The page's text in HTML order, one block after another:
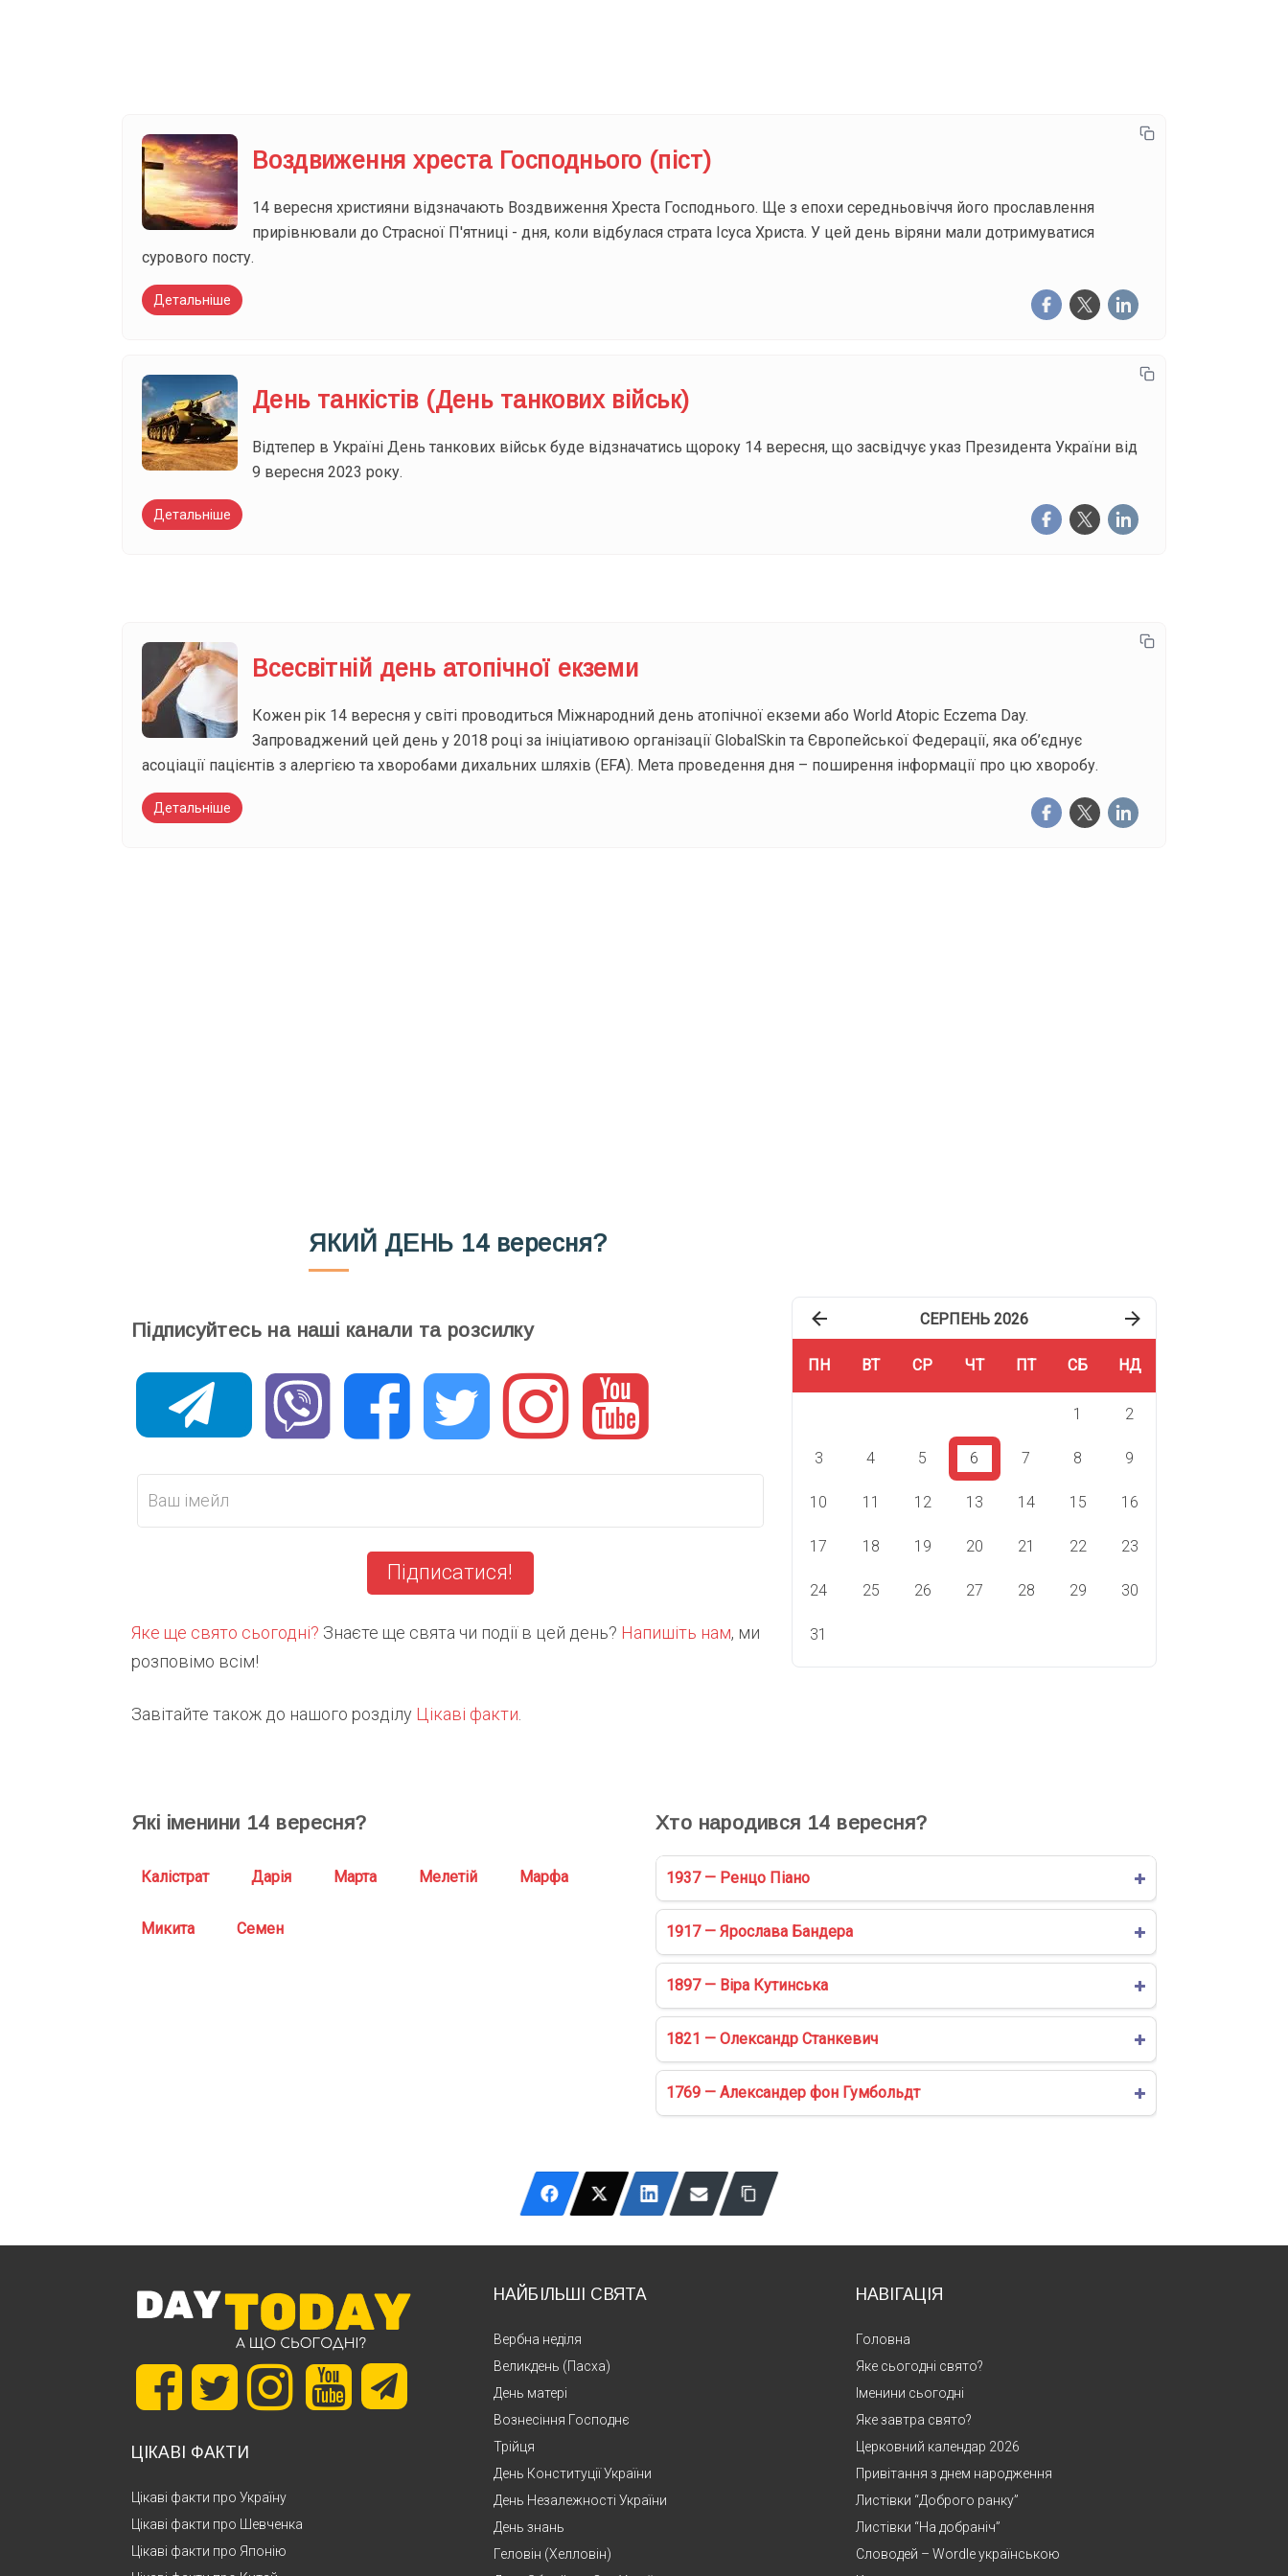
Воздвиження хреста Господнього (піст)
14 вересня християни відзначають Воздвиження Хреста Господнього. Ще з епохи середньовіччя його прославлення
прирівнювали до Страсної П'ятниці - дня, коли відбулася страта Ісуса Христа. У цей день віряни мали дотримуватися
сурового посту.
Детальніше
День танкістів (День танкових військ)
Відтепер в Україні День танкових військ буде відзначатись щороку 14 вересня, що засвідчує указ Президента України від
9 вересня 2023 року.
Детальніше
Всесвітній день атопічної екземи
Кожен рік 14 вересня у світі проводиться Міжнародний день атопічної екземи або World Atopic Eczema Day.
Запроваджений цей день у 2018 році за ініціативою організації GlobalSkin та Європейської Федерації, яка об’єднує
асоціації пацієнтів з алергією та хворобами дихальних шляхів (EFA). Мета проведення дня – поширення інформації про цю хворобу.
Детальніше
ЯКИЙ ДЕНЬ 14 вересня?
Підписуйтесь на наші канали та розсилку
Підписатися!
Яке ще свято сьогодні? Знаєте ще свята чи події в цей день? Напишіть нам, ми
розповімо всім!
Завітайте також до нашого розділу Цікаві факти
СЕРПЕНЬ 2026
ПН ВТ СР ЧТ ПТ СБ НД
1 2
3 4 5 6 7 8 9
10 11 12 13 14 15 16
17 18 19 20 21 22 23
24 25 26 27 28 29 30
31
Які іменини 14 вересня?
Калістрат Дарія Марта Мелетій Марфа
Микита Семен
Хто народився 14 вересня?
1937 — Ренцо Піано
1917 — Ярослава Бандера
1897 — Віра Кутинська
1821 — Олександр Станкевич
1769 — Александер фон Гумбольдт
ЦІКАВІ ФАКТИ
Цікаві факти про Україну
Цікаві факти про Шевченка
Цікаві факти про Японію
НАЙБІЛЬШІ СВЯТА
Вербна неділя
Великдень (Пасха)
День матері
Вознесіння Господнє
Трійця
День Конституції України
День Незалежності України
День знань
Геловін (Хелловін)
НАВІГАЦІЯ
Головна
Яке сьогодні свято?
Іменини сьогодні
Яке завтра свято?
Церковний календар 2026
Привітання з днем народження
Листівки “Доброго ранку”
Листівки “На добраніч”
Словодей – Wordle українською